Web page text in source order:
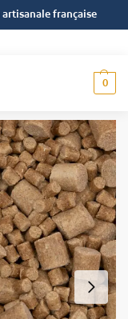
française
0